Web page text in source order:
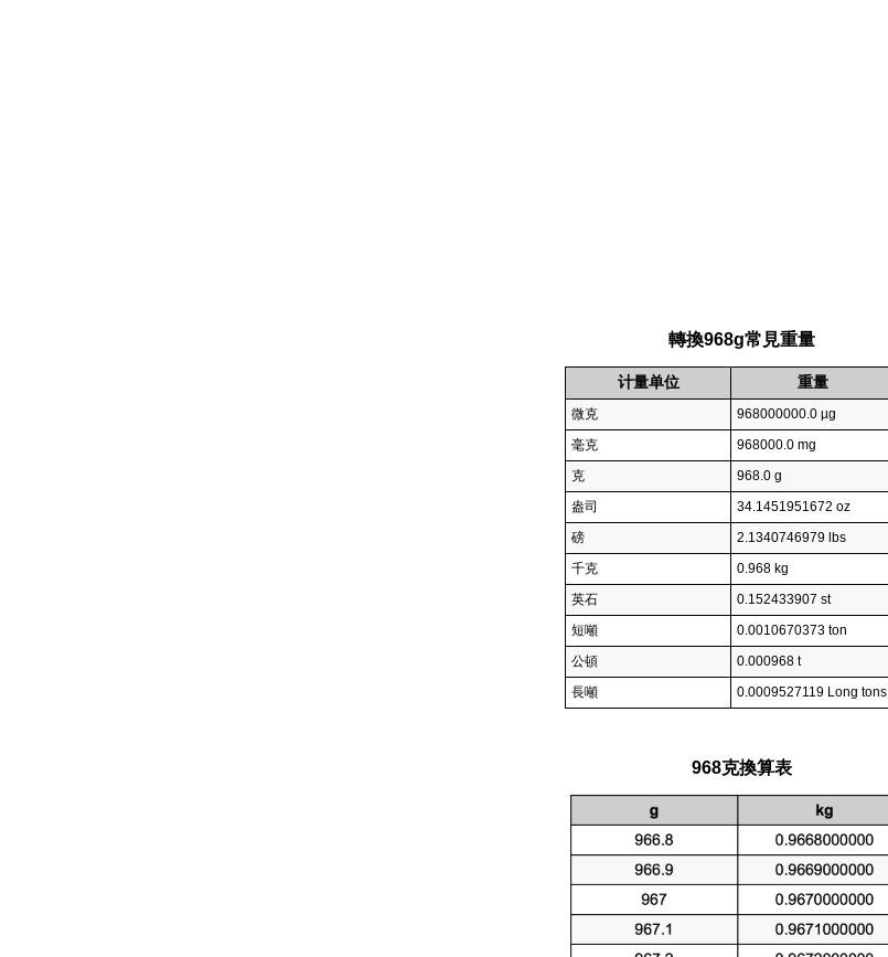
轉換968g常見重量
计量单位 重量
微克
968000000.0 µg
毫克
968000.0 mg
克
968.0 g
盎司
34.1451951672 oz
磅
2.1340746979 lbs
千克
0.968 kg
英石
0.152433907 st
短噸
0.0010670373 ton
公頓
0.000968 t
長噸
0.0009527119 Long tons
968克換算表